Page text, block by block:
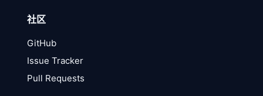
社区
GitHub
Issue Tracker
Pull Requests